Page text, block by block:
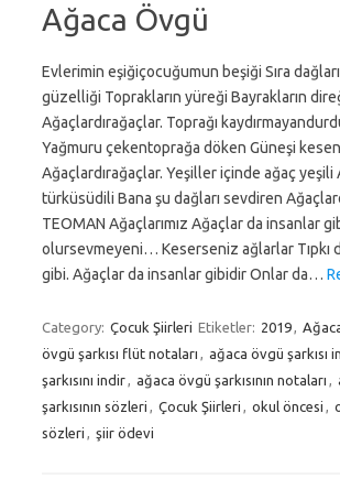
Ağaca Övgü
Evlerimin eşiğiçocuğumun beşiği Sıra
güzelliği Toprakların yüreği Bayrakların
Ağaçlardırağaçlar. Toprağı
Yağmuru çekentoprağa döken Güneşi
Ağaçlardırağaçlar. Yeşiller içinde ağaç yeşili
türküsüdili Bana şu dağları sevdiren
TEOMAN Ağaçlarımız Ağaçlar da insanlar
olursevmeyeni… Keserseniz ağlarlar Tıpkı
gibi. Ağaçlar da insanlar gibidir Onlar da…
Category: Çocuk Şiirleri Etiketler: 2019
övgü şarkısı flüt notaları
ağaca övgü şarkısı
şarkısını indir
ağaca övgü şarkısının notaları
şarkısının sözleri
Çocuk Şiirleri okul öncesi
sözleri
şiir ödevi